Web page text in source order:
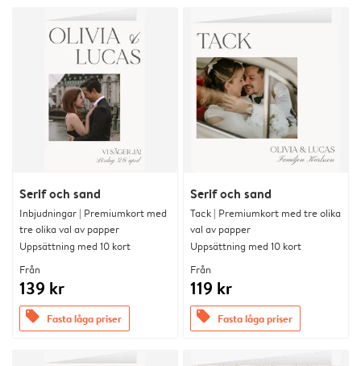
Serif och sand
Inbjudningar | Premiumkort med
tre olika val av papper
Uppsättning med 10 kort
Från
139 kr
offers Fasta låga priser
Serif och sand
Tack | Premiumkort med tre olika
val av papper
Uppsättning med 10 kort
Från
119 kr
offers Fasta låga priser